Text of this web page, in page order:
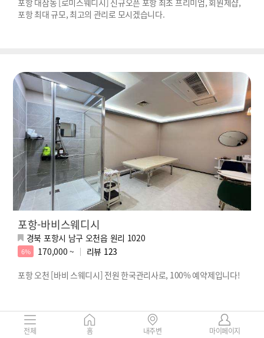
포항 대잠동 [로미스웨디시] 신규오픈 포항 최초 프리미엄, 회원제샵,
포항 최대 규모, 최고의 관리로 모시겠습니다.
포항-바비스웨디시
경북 포항시 남구 오천읍 원리 1020
6% 170,000 ~ 리뷰 123
포항 오천 [바비 스웨디시] 전원 한국관리사로, 100% 예약제입니다!
전체 홈 내주변 마이페이지